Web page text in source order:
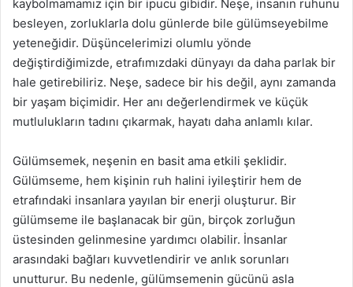
kaybolmamamız için bir ipucu gibidir. Neşe, insanın ruhunu
besleyen, zorluklarla dolu günlerde bile gülümseyebilme
yeteneğidir. Düşüncelerimizi olumlu yönde
değiştirdiğimizde, etrafımızdaki dünyayı da daha parlak bir
hale getirebiliriz. Neşe, sadece bir his değil, aynı zamanda
bir yaşam biçimidir. Her anı değerlendirmek ve küçük
mutlulukların tadını çıkarmak, hayatı daha anlamlı kılar.
Gülümsemek, neşenin en basit ama etkili şeklidir.
Gülümseme, hem kişinin ruh halini iyileştirir hem de
etrafındaki insanlara yayılan bir enerji oluşturur. Bir
gülümseme ile başlanacak bir gün, birçok zorluğun
üstesinden gelinmesine yardımcı olabilir. İnsanlar
arasındaki bağları kuvvetlendirir ve anlık sorunları
unutturur. Bu nedenle, gülümsemenin gücünü asla